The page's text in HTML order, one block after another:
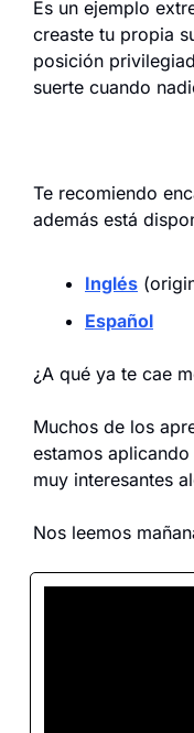
Es un ejemplo
creaste tu propia
posición
suerte cuando
Te recomiendo
además está
Inglés
Español
¿A qué ya te cae
Muchos de los
estamos aplicando
muy interesantes
Nos leemos